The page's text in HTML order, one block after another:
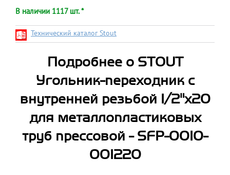
В наличии 1117 шт. *
Технический каталог Stout
Подробнее о STOUT
Угольник-переходник с
внутренней резьбой 1/2"х20
для металлопластиковых
труб прессовой - SFP-0010-
001220